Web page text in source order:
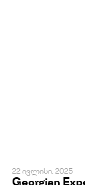
22 ივლისი, 2025